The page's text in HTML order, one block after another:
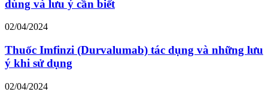
dùng và lưu ý cần biết
02/04/2024
Thuốc Imfinzi (Durvalumab) tác dụng và những lưu
ý khi sử dụng
02/04/2024